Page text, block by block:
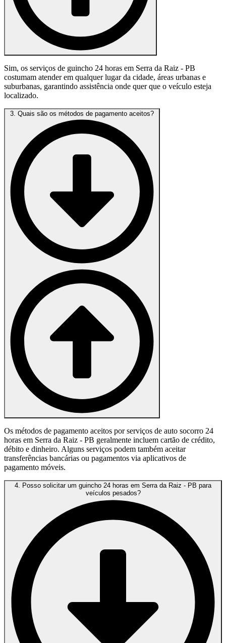
Sim, os serviços de guincho 24 horas em Serra da Raiz - PB
costumam atender em qualquer lugar da cidade, áreas urbanas e
suburbanas, garantindo assistência onde quer que o veículo esteja
localizado.
3. Quais são os métodos de pagamento aceitos?
Os métodos de pagamento aceitos por serviços de auto socorro 24
horas em Serra da Raiz - PB geralmente incluem cartão de crédito,
débito e dinheiro. Alguns serviços podem também aceitar
transferências bancárias ou pagamentos via aplicativos de
pagamento móveis.
4. Posso solicitar um guincho 24 horas em Serra da Raiz - PB para
veículos pesados?